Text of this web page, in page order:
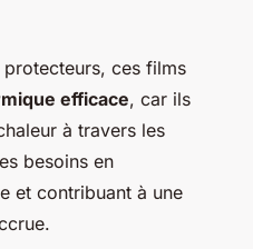
ces films
efficace, car ils
à travers les
besoins en
et contribuant à une